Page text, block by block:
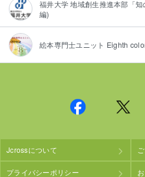
福井大学 地域創生推進本部「
編)
絵本専門士ユニット Eighth
Jcrossについて
プライバシーポリシー